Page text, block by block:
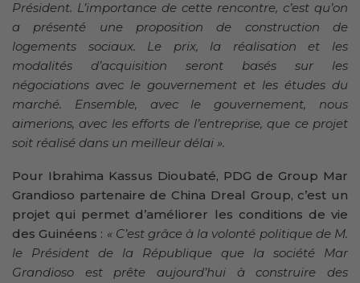
Président. L’importance de cette rencontre, c’est qu’on
a présenté une proposition de construction de
logements sociaux. Le prix, la réalisation et les
modalités d’acquisition seront basés sur les
négociations avec le gouvernement et les études du
marché. Ensemble, avec le gouvernement, nous
aimerions, avec les efforts de l’entreprise, que ce projet
soit réalisé dans un meilleur délai ».
Pour Ibrahima Kassus Dioubaté, PDG de Group Mar
Grandioso partenaire de China Dreal Group, c’est un
projet qui permet d’améliorer les conditions de vie
des Guinéens : « C’est grâce à la volonté politique de M.
le Président de la République que la société Mar
Grandioso est prête aujourd’hui à construire des